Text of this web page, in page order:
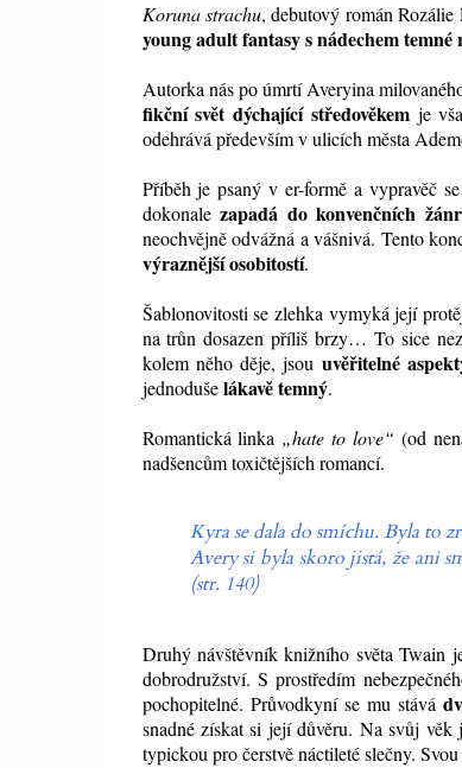
Koruna strachu, debutový román
young adult fantasy s nádechem temné
Autorka nás po úmrtí Averyina
fikční svět dýchající středověkemje
odehrává především v ulicích města
Příběh je psaný v er-formě a vypravěč
dokonalezapadá do konvenčních
neochvějně odvážná a vášnivá. Tento
výraznější osobitostí.
Šablonovitosti se zlehka vymyká její
na trůn dosazen příliš brzy… To sice
kolem něho děje, jsou uvěřitelné
jednodušelákavě temný.
Romantická linka „hate to love“ (od
nadšencům toxičtějších romancí.
Kyra se dala do smíchu. Byla to
Avery si byla skoro jistá, že ani
(str. 140)
Druhý návštěvník knižního světa Twain
dobrodružství. S prostředím
pochopitelné. Průvodkyní se mu stává
snadné získat si její důvěru. Na svůj věk
typickou pro čerstvě náctileté slečny.